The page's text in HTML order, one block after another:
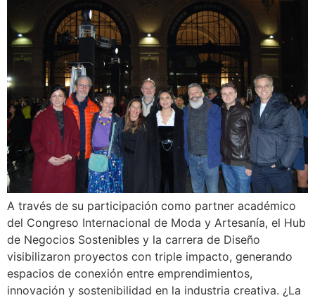
A través de su participación como partner académico
del Congreso Internacional de Moda y Artesanía, el Hub
de Negocios Sostenibles y la carrera de Diseño
visibilizaron proyectos con triple impacto, generando
espacios de conexión entre emprendimientos,
innovación y sostenibilidad en la industria creativa. ¿La